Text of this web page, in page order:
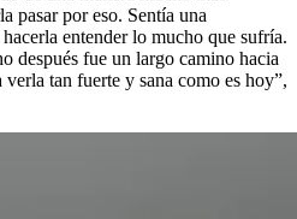
pasar por eso. Sentía una
entender lo mucho que sufría.
después fue un largo camino hacia
tan fuerte y sana como es hoy”,